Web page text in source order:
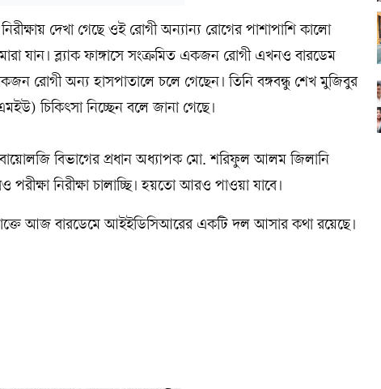
দেখা গেছে ওই রোগী অন্যান্য রোগের পাশাপাশি কালো
যান। ব্ল্যাক ফাঙ্গাসে সংক্রমিত একজন রোগী এখনও বারডেম
রোগী অন্য হাসপাতালে চলে গেছেন। তিনি বঙ্গবন্ধু শেখ মুজিবুর
চিকিৎসা নিচ্ছেন বলে জানা গেছে।
বিভাগের প্রধান অধ্যাপক মো. শরিফুল আলম জিলানি
নিরীক্ষা চালাচ্ছি। হয়তো আরও পাওয়া যাবে।
আজ বারডেমে আইইডিসিআরের একটি দল আসার কথা রয়েছে।